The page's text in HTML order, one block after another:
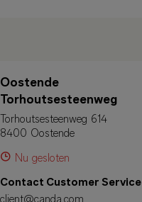
Oostende
Torhoutsesteenweg
Torhoutsesteenweg 614
8400 Oostende
Nu gesloten
Contact Customer Service